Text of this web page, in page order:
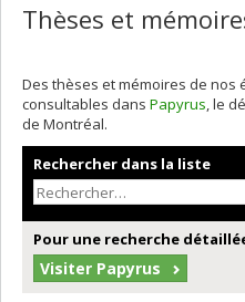
Thèses et
Des thèses et mémoires de
consultables dans Papyrus, le
de Montréal.
Rechercher dans la liste
Pour une recherche
Visiter Papyrus